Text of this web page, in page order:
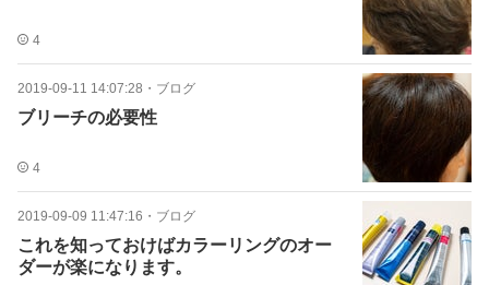
4
2019-09-11 14:07:28 ・ ブログ
ブリーチの必要性
4
2019-09-09 11:47:16 ・ ブログ
これを知っておけばカラーリングのオー
ダーが楽になります。